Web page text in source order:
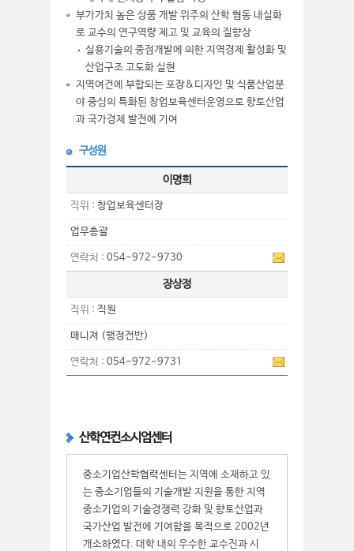
부가가치 높은 상품 개발 위주의 산학 협동 내실화
로 교수의 연구역량 제고 및 교육의 질향상
실용기술의 중점개발에 의한 지역경제 활성화 및
산업구조 고도화 실현
지역여건에 부합되는 포장&디자인 및 식품산업분
야 중심의 특화된 창업보육센터운영으로 향토산업
과 국가경제 발전에 기여
구성원
이명희
직위 : 창업보육센터장
업무총괄
연락처 : 054-972-9730
장상정
직위 : 직원
매니져 (행정전반)
연락처 : 054-972-9731
산학연컨소시엄센터
중소기업산학협력센터는 지역에 소재하고 있
는 중소기업들의 기술개발 지원을 통한 지역
중소기업의 기술경쟁력 강화 및 향토산업과
국가산업 발전에 기여함을 목적으로 2002년
개소하였다. 대학 내의 우수한 교수진과 시